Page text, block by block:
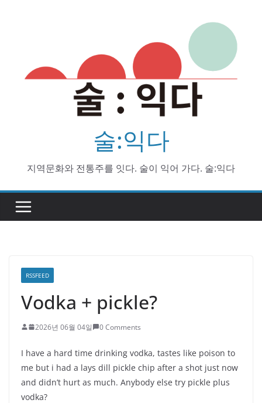
술:익다
지역문화와 전통주를 잇다. 술이 익어 가다. 술:익다
RSSFEED
Vodka + pickle?
2026년 06월 04일 0 Comments
I have a hard time drinking vodka, tastes like poison to
me but i had a lays dill pickle chip after a shot just now
and didn’t hurt as much. Anybody else try pickle plus
vodka?